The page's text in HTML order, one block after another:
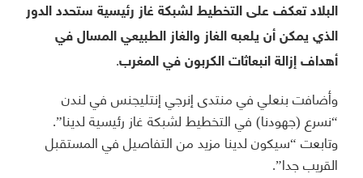
البلاد تعكف على التخطيط لشبكة غاز رئيسية ستحدد الدور
الذي يمكن أن يلعبه الغاز والغاز الطبيعي المسال في
أهداف إزالة انبعاثات الكربون في المغرب.
وأضافت بنعلي في منتدى إنرجي إنتليجنس في لندن
“نسرع (جهودنا) في التخطيط لشبكة غاز رئيسية لدينا”.
وتابعت “سيكون لدينا مزيد من التفاصيل في المستقبل
القريب جدا”.